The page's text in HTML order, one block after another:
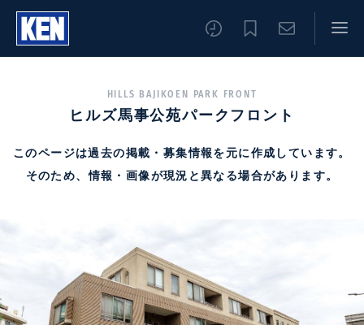
HILLS BAJIKOEN PARK FRONT
ヒルズ馬事公苑パークフロント
このページは過去の掲載・募集情報を元に作成しています。
そのため、情報・画像が現況と異なる場合があります。